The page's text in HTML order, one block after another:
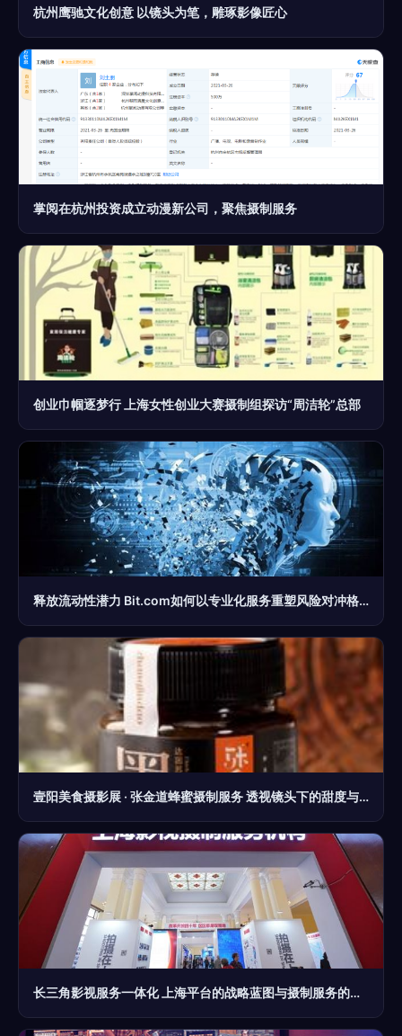
杭州鹰驰文化创意 以镜头为笔，雕琢影像匠心
掌阅在杭州投资成立动漫新公司，聚焦摄制服务
创业巾帼逐梦行 上海女性创业大赛摄制组探访“周洁轮”总部
释放流动性潜力 Bit.com如何以专业化服务重塑风险对冲格局
壹阳美食摄影展 · 张金道蜂蜜摄制服务 透视镜头下的甜度与匠心
长三角影视服务一体化 上海平台的战略蓝图与摄制服务的新篇章